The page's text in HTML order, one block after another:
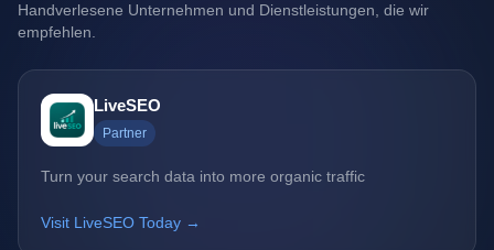
Handverlesene Unternehmen und Dienstleistungen, die wir
empfehlen.
LiveSEO
Partner
Turn your search data into more organic traffic
Visit LiveSEO Today →